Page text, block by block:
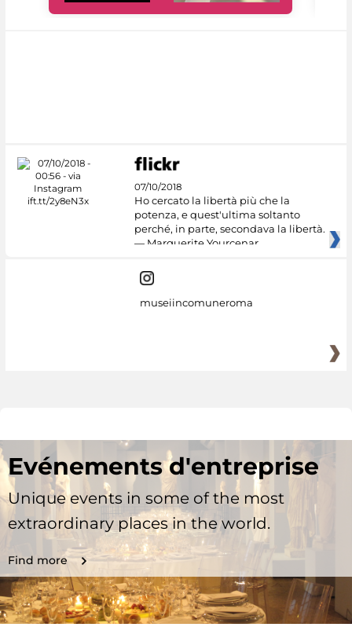
07/10/2018
Ho cercato la libertà più che la
potenza, e quest'ultima soltanto
perché, in parte, secondava la libertà.
— Marguerite Yourcenar
museiincomuneroma
Evénements d'entreprise
Unique events in some of the most
extraordinary places in the world.
Find more